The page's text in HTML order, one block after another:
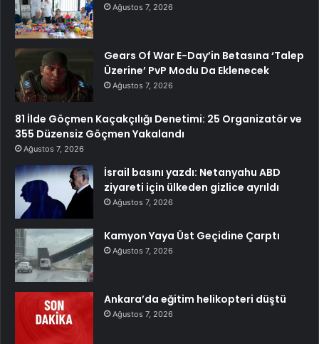
Ağustos 7, 2026
Gears Of War E-Day’in Betasına ‘Talep
Üzerine’ PvP Modu Da Eklenecek
Ağustos 7, 2026
81 İlde Göçmen Kaçakçılığı Denetimi: 25 Organizatör ve
355 Düzensiz Göçmen Yakalandı
Ağustos 7, 2026
İsrail basını yazdı: Netanyahu ABD
ziyareti için ülkeden gizlice ayrıldı
Ağustos 7, 2026
Kamyon Yaya Üst Geçidine Çarptı
Ağustos 7, 2026
Ankara’da eğitim helikopteri düştü
Ağustos 7, 2026